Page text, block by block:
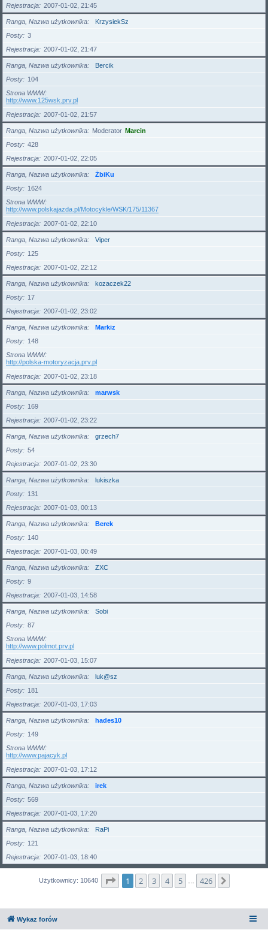
Rejestracja
2007-01-02, 21:45
Ranga, Nazwa użytkownika
KrzysiekSz
Posty
3
Rejestracja
2007-01-02, 21:47
Ranga, Nazwa użytkownika
Bercik
Posty
104
Strona WWW
http://www.125wsk.prv.pl
Rejestracja
2007-01-02, 21:57
Ranga, Nazwa użytkownika Moderator Marcin
Posty
428
Rejestracja
2007-01-02, 22:05
Ranga, Nazwa użytkownika
ŻbiKu
Posty
1624
Strona WWW
http://www.polskajazda.pl/Motocykle/WSK/175/11367
Rejestracja
2007-01-02, 22:10
Ranga, Nazwa użytkownika
Viper
Posty
125
Rejestracja
2007-01-02, 22:12
Ranga, Nazwa użytkownika
kozaczek22
Posty
17
Rejestracja
2007-01-02, 23:02
Ranga, Nazwa użytkownika
Markiz
Posty
148
Strona WWW
http://polska-motoryzacja.prv.pl
Rejestracja
2007-01-02, 23:18
Ranga, Nazwa użytkownika
marwsk
Posty
169
Rejestracja
2007-01-02, 23:22
Ranga, Nazwa użytkownika
grzech7
Posty
54
Rejestracja
2007-01-02, 23:30
Ranga, Nazwa użytkownika
lukiszka
Posty
131
Rejestracja
2007-01-03, 00:13
Ranga, Nazwa użytkownika
Berek
Posty
140
Rejestracja
2007-01-03, 00:49
Ranga, Nazwa użytkownika
ZXC
Posty
9
Rejestracja
2007-01-03, 14:58
Ranga, Nazwa użytkownika
Sobi
Posty
87
Strona WWW
http://www.polmot.prv.pl
Rejestracja
2007-01-03, 15:07
Ranga, Nazwa użytkownika
luk@sz
Posty
181
Rejestracja
2007-01-03, 17:03
Ranga, Nazwa użytkownika
hades10
Posty
149
Strona WWW
http://www.pajacyk.pl
Rejestracja
2007-01-03, 17:12
Ranga, Nazwa użytkownika
irek
Posty
569
Rejestracja
2007-01-03, 17:20
Ranga, Nazwa użytkownika
RaPi
Posty
121
Rejestracja
2007-01-03, 18:40
Użytkownicy: 10640 Strona1 z426
1 2 3 4 5 426
Wykaz forów